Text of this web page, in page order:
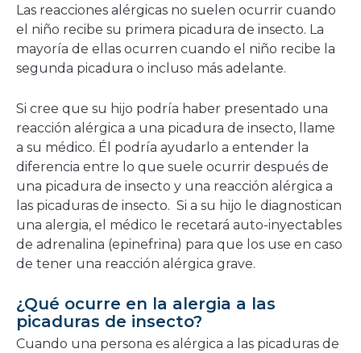
Las reacciones alérgicas no suelen ocurrir cuando
el niño recibe su primera picadura de insecto. La
mayoría de ellas ocurren cuando el niño recibe la
segunda picadura o incluso más adelante.
Si cree que su hijo podría haber presentado una
reacción alérgica a una picadura de insecto, llame
a su médico. Él podría ayudarlo a entender la
diferencia entre lo que suele ocurrir después de
una picadura de insecto y una reacción alérgica a
las picaduras de insecto. Si a su hijo le diagnostican
una alergia, el médico le recetará auto-inyectables
de adrenalina (epinefrina) para que los use en caso
de tener una reacción alérgica grave.
¿Qué ocurre en la alergia a las
picaduras de insecto?
Cuando una persona es alérgica a las picaduras de